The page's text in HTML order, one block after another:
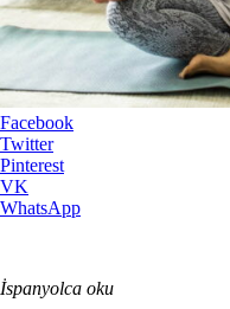
Facebook
Twitter
Pinterest
VK
WhatsApp
İspanyolca oku